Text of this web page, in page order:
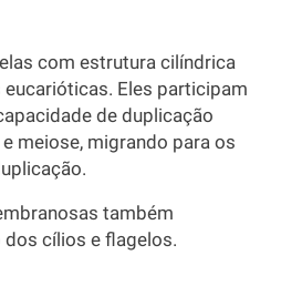
com estrutura cilíndrica
Eles participam
de duplicação
meiose, migrando para os
também
cílios e flagelos.